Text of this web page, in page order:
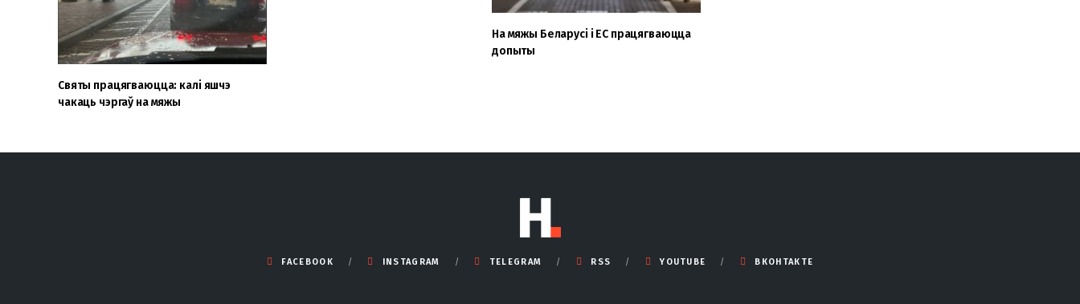
Святы працягваюцца: калі яшчэ
чакаць чэргаў на мяжы
На мяжы Беларусі і ЕС працягваюцца
допыты
FACEBOOK INSTAGRAM TELEGRAM RSS YOUTUBE ВКОНТАКТЕ